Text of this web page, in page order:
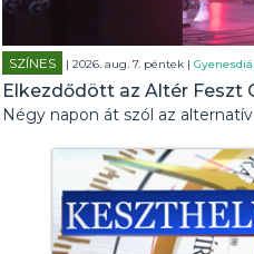
SZÍNES | 2026. aug. 7. péntek |
Elkezdődött az Altér Feszt
Négy napon át szól az